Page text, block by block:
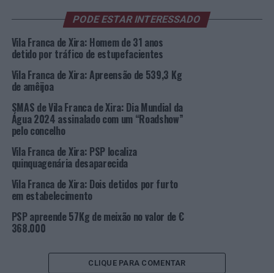
Total de recuperados: 1.252 (mais 7)
Total de confirmados: 1.333 (mais 10)
– União de Freguesias de Alverca do Ribatejo e
Sobralinho:
Casos Ativos: 167 (mais 12)
Total de recuperados: 4.752 (mais 47)
Total de confirmados: 4.994 (mais 59)
– União de Freguesias de Castanheira do Ribatejo e
Casos Ativos: 58 (mais 25)
Total de recuperados: 807 (mais 9)
PODE ESTAR INTERESSADO
Vila Franca de Xira: Homem de 31 anos
detido por tráfico de estupefacientes
Vila Franca de Xira: Apreensão de 539,3 Kg
de amêijoa
SMAS de Vila Franca de Xira: Dia Mundial da
Água 2024 assinalado com um “Roadshow”
pelo concelho
Vila Franca de Xira: PSP localiza
quinquagenária desaparecida
Vila Franca de Xira: Dois detidos por furto
em estabelecimento
PSP apreende 57Kg de meixão no valor de €
368.000
CLIQUE PARA COMENTAR